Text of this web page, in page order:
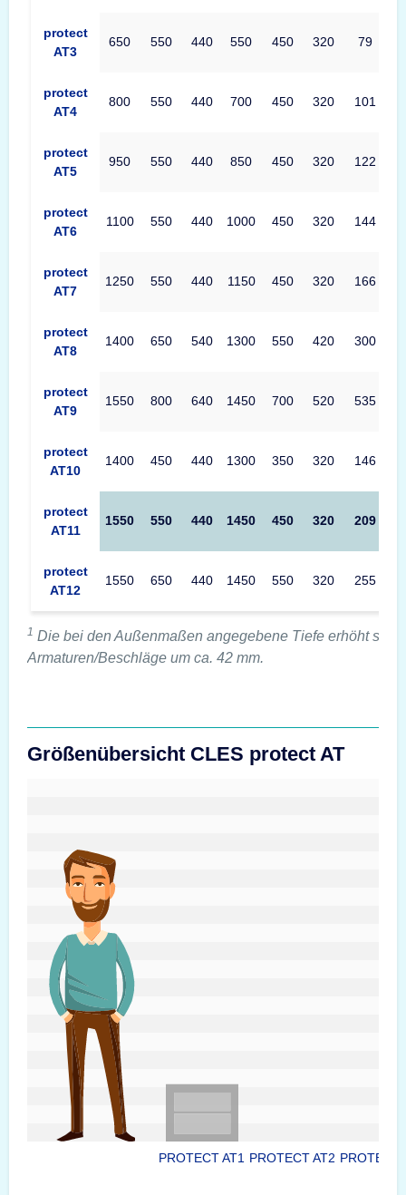
protect
AT3
650 550 440 550 450 320 79
protect
AT4
800 550 440 700 450 320 101
protect
AT5
950 550 440 850 450 320 122
protect
AT6
1100 550 440 1000 450 320 144
protect
AT7
1250 550 440 1150 450 320 166
protect
AT8
1400 650 540 1300 550 420 300
protect
AT9
1550 800 640 1450 700 520 535
protect
AT10
1400 450 440 1300 350 320 146
protect
AT11
1550 550 440 1450 450 320 209
protect
AT12
1550 650 440 1450 550 320 255
1 Die bei den Außenmaßen angegebene Tiefe erhöht sich
Armaturen/Beschläge um ca. 42 mm.
Größenübersicht CLES protect AT
PROTECT AT1 PROTECT AT2 PROTECT